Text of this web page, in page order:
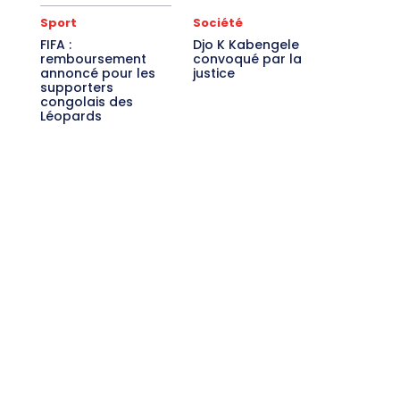
Sport
FIFA :
remboursement
annoncé pour les
supporters
congolais des
Léopards
Société
Djo K Kabengele
convoqué par la
justice